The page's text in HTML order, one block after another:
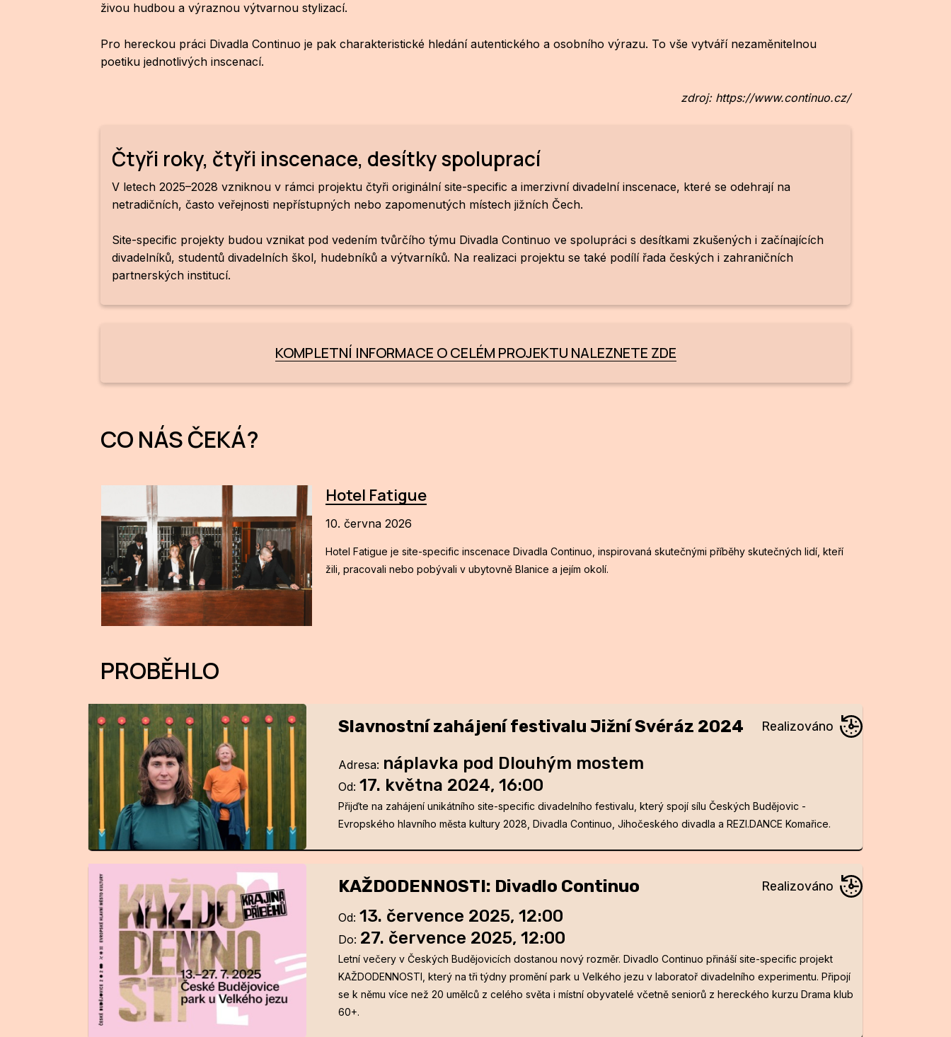
živou hudbou a výraznou výtvarnou stylizací.
Pro hereckou práci Divadla Continuo je pak charakteristické hledání autentického a osobního výrazu. To vše vytváří nezaměnitelnou
poetiku jednotlivých inscenací.
zdroj: https://www.continuo.cz/
Čtyři roky, čtyři inscenace, desítky spoluprací
V letech 2025–2028 vzniknou v rámci projektu čtyři originální site-specific a imerzivní divadelní inscenace, které se odehrají na
netradičních, často veřejnosti nepřístupných nebo zapomenutých místech jižních Čech.
Site-specific projekty budou vznikat pod vedením tvůrčího týmu Divadla Continuo ve spolupráci s desítkami zkušených i začínajících
divadelníků, studentů divadelních škol, hudebníků a výtvarníků. Na realizaci projektu se také podílí řada českých i zahraničních
partnerských institucí.
KOMPLETNÍ INFORMACE O CELÉM PROJEKTU NALEZNETE ZDE
CO NÁS ČEKÁ?
Hotel Fatigue
10. června 2026
Hotel Fatigue je site-specific inscenace Divadla Continuo, inspirovaná skutečnými příběhy skutečných lidí, kteří
žili, pracovali nebo pobývali v ubytovně Blanice a jejím okolí.
PROBĚHLO
Slavnostní zahájení festivalu Jižní Svéráz 2024
Adresa: náplavka pod Dlouhým mostem
Od: 17. května 2024, 16:00
Přijďte na zahájení unikátního site-specific divadelního festivalu, který spojí sílu Českých Budějovic -
Evropského hlavního města kultury 2028, Divadla Continuo, Jihočeského divadla a REZI.DANCE Komařice.
KAŽDODENNOSTI: Divadlo Continuo
Od: 13. července 2025, 12:00
Do: 27. července 2025, 12:00
Letní večery v Českých Budějovicích dostanou nový rozměr. Divadlo Continuo přináší site-specific projekt
KAŽDODENNOSTI, který na tři týdny promění park u Velkého jezu v laboratoř divadelního experimentu. Připojí
se k němu více než 20 umělců z celého světa i místní obyvatelé včetně seniorů z hereckého kurzu Drama klub
60+.